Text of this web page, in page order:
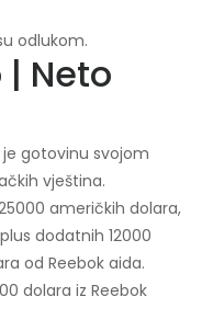
odlukom.
Neto
je gotovinu svojom
vještina.
američkih dolara,
dodatnih 12000
od Reebok aida.
dolara iz Reebok